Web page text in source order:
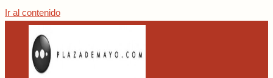
Ir al contenido